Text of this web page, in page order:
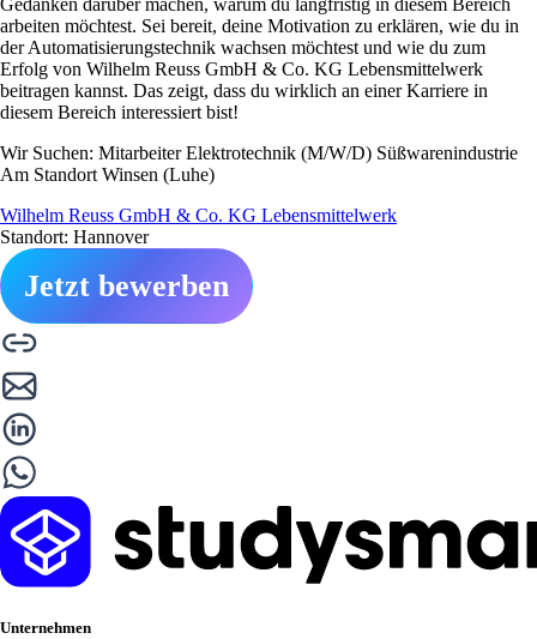
Gedanken darüber machen, warum du langfristig in diesem Bereich
arbeiten möchtest. Sei bereit, deine Motivation zu erklären, wie du in
der Automatisierungstechnik wachsen möchtest und wie du zum
Erfolg von Wilhelm Reuss GmbH & Co. KG Lebensmittelwerk
beitragen kannst. Das zeigt, dass du wirklich an einer Karriere in
diesem Bereich interessiert bist!
Wir Suchen: Mitarbeiter Elektrotechnik (M/W/D) Süßwarenindustrie
Am Standort Winsen (Luhe)
Wilhelm Reuss GmbH & Co. KG Lebensmittelwerk
Standort: Hannover
Jetzt bewerben
Unternehmen